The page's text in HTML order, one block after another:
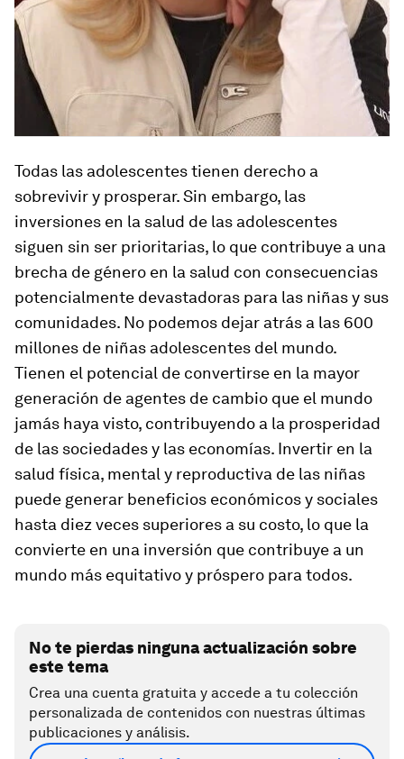
Todas las adolescentes tienen derecho a
sobrevivir y prosperar. Sin embargo, las
inversiones en la salud de las adolescentes
siguen sin ser prioritarias, lo que contribuye a una
brecha de género en la salud con consecuencias
potencialmente devastadoras para las niñas y sus
comunidades. No podemos dejar atrás a las 600
millones de niñas adolescentes del mundo.
Tienen el potencial de convertirse en la mayor
generación de agentes de cambio que el mundo
jamás haya visto, contribuyendo a la prosperidad
de las sociedades y las economías. Invertir en la
salud física, mental y reproductiva de las niñas
puede generar beneficios económicos y sociales
hasta diez veces superiores a su costo, lo que la
convierte en una inversión que contribuye a un
mundo más equitativo y próspero para todos.
No te pierdas ninguna actualización sobre
este tema
Crea una cuenta gratuita y accede a tu colección
personalizada de contenidos con nuestras últimas
publicaciones y análisis.